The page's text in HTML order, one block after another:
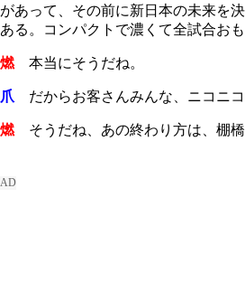
があって、その前に新日本の未来を
ある。コンパクトで濃くて全試合お
燃本当にそうだね。
爪 だからお客さんみんな、ニコニ
燃そうだね、あの終わり方は、棚橋